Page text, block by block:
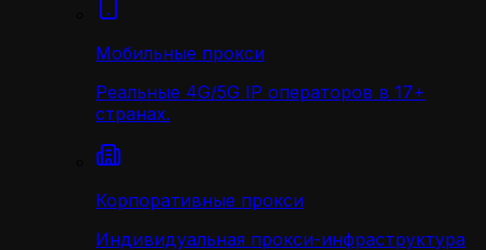
Мобильные прокси
Реальные 4G/5G IP операторов в 17+
странах.
Корпоративные прокси
Индивидуальная прокси-инфраструктура